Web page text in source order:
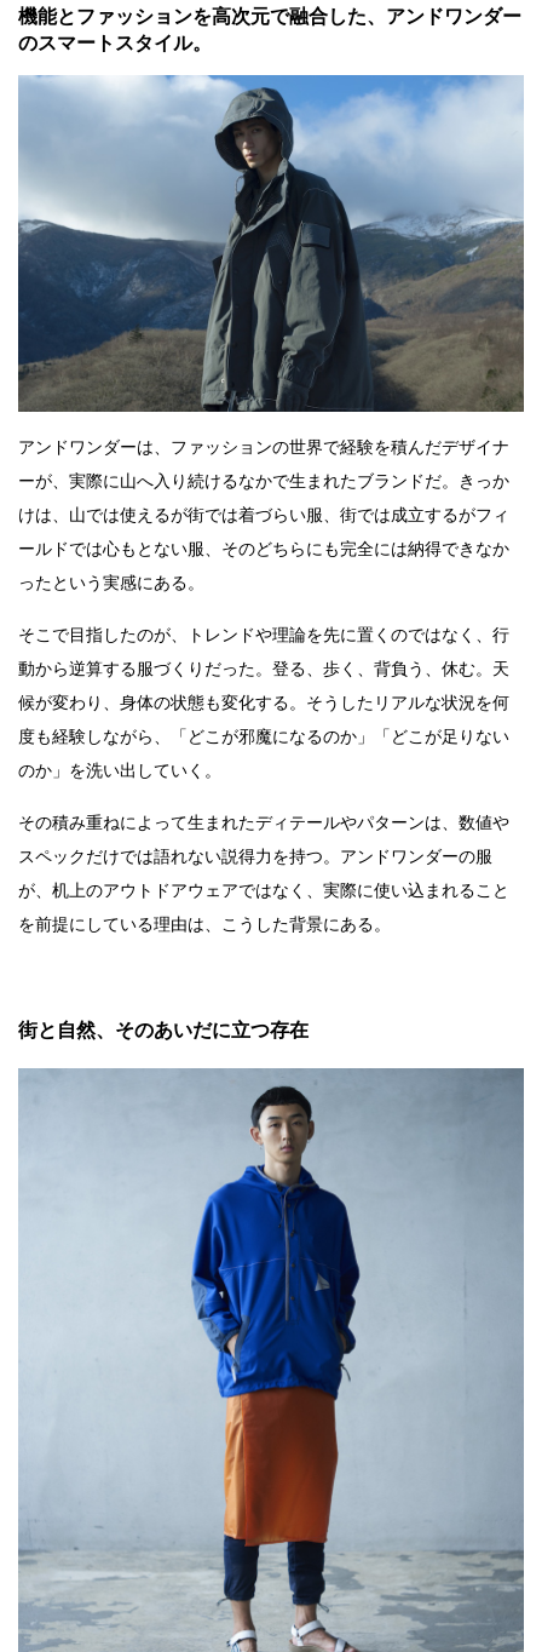
機能とファッションを高次元で融合した、アンドワンダー
のスマートスタイル。
アンドワンダーは、ファッションの世界で経験を積んだデザイナ
ーが、実際に山へ入り続けるなかで生まれたブランドだ。きっか
けは、山では使えるが街では着づらい服、街では成立するがフィ
ールドでは心もとない服、そのどちらにも完全には納得できなか
ったという実感にある。
そこで目指したのが、トレンドや理論を先に置くのではなく、行
動から逆算する服づくりだった。登る、歩く、背負う、休む。天
候が変わり、身体の状態も変化する。そうしたリアルな状況を何
度も経験しながら、「どこが邪魔になるのか」「どこが足りない
のか」を洗い出していく。
その積み重ねによって生まれたディテールやパターンは、数値や
スペックだけでは語れない説得力を持つ。アンドワンダーの服
が、机上のアウトドアウェアではなく、実際に使い込まれること
を前提にしている理由は、こうした背景にある。
街と自然、そのあいだに立つ存在